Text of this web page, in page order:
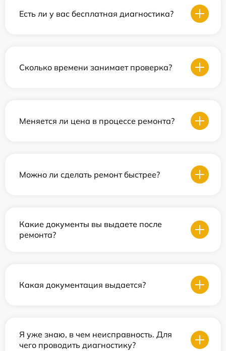
Есть ли у вас бесплатная диагностика?
Сколько времени занимает проверка?
Меняется ли цена в процессе ремонта?
Можно ли сделать ремонт быстрее?
Какие документы вы выдаете после
ремонта?
Какая документация выдается?
Я уже знаю, в чем неисправность. Для
чего проводить диагностику?